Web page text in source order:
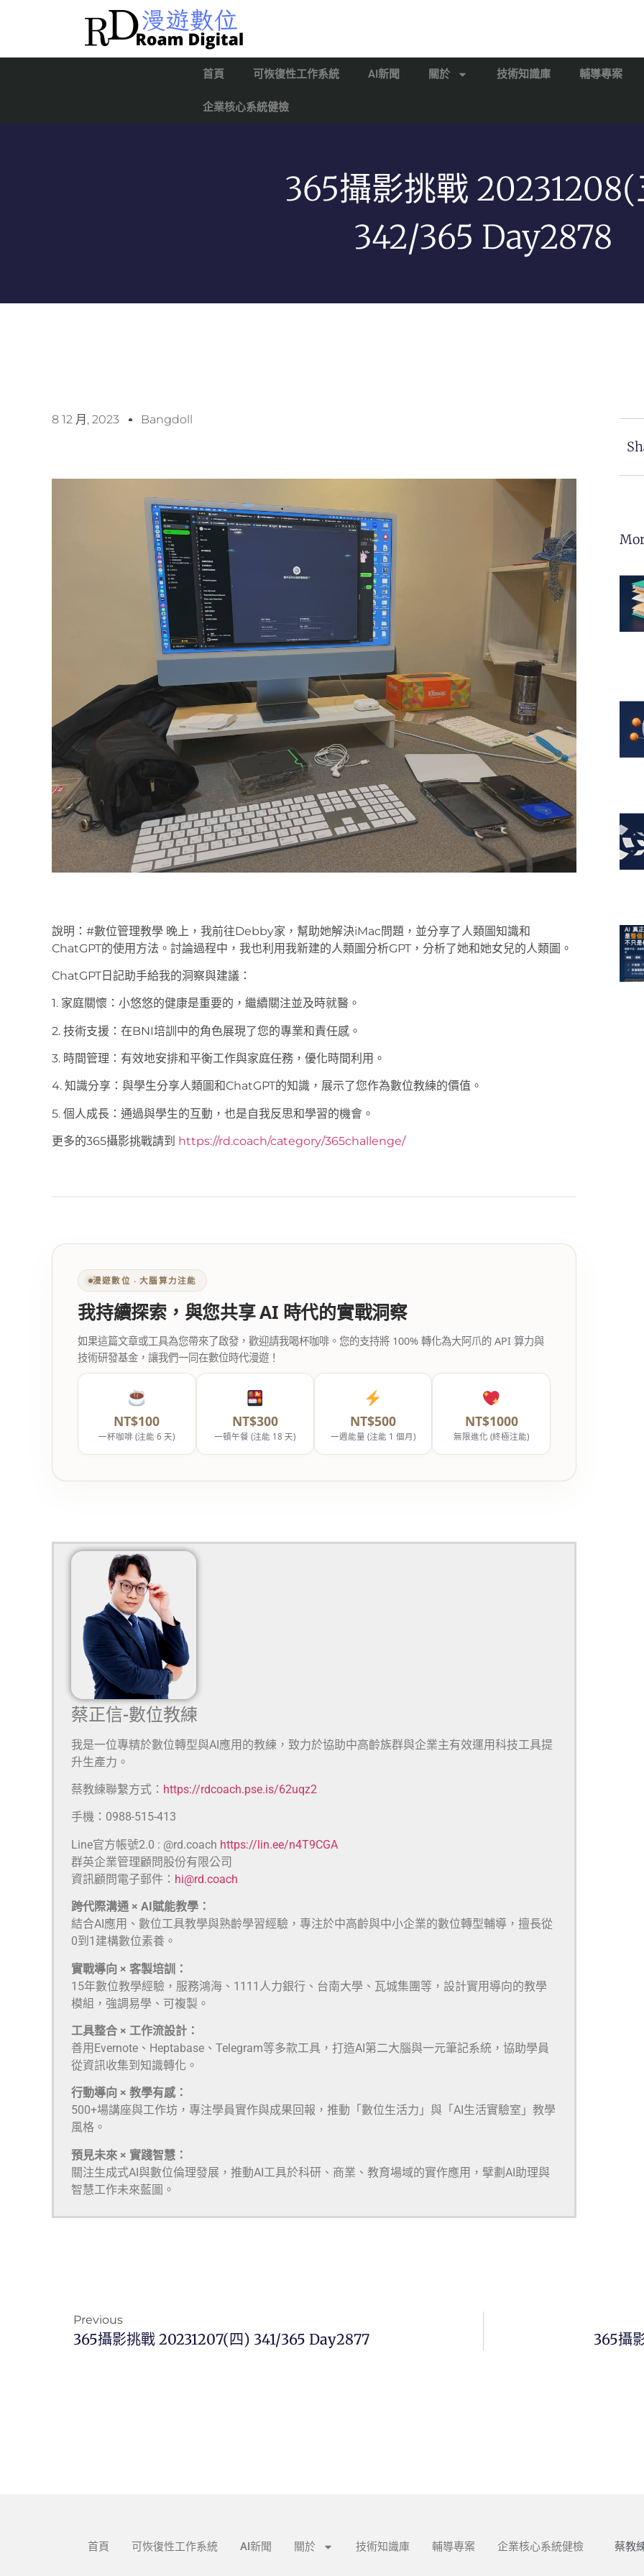
首頁 可恢復性工作系統 AI新聞 關於 技術知識庫 輔導專案
企業核心系統健檢
365攝影挑戰
342/365 Day2878
8 12 月, 2023 Bangdoll
說明：#數位管理教學 晚上，我前往Debby家，幫助她解決iMac問題，並分享了人類圖知識和
ChatGPT的使用方法。討論過程中，我也利用我新建的人類圖分析GPT，分析了她和她女兒的人類圖。
ChatGPT日記助手給我的洞察與建議：
1. 家庭關懷：小悠悠的健康是重要的，繼續關注並及時就醫。
2. 技術支援：在BNI培訓中的角色展現了您的專業和責任感。
3. 時間管理：有效地安排和平衡工作與家庭任務，優化時間利用。
4. 知識分享：與學生分享人類圖和ChatGPT的知識，展示了您作為數位教練的價值。
5. 個人成長：通過與學生的互動，也是自我反思和學習的機會。
更多的365攝影挑戰請到 https://rd.coach/category/365challenge/
漫遊數位 ‧ 大腦算力注能
我持續探索，與您共享 AI 時代的實戰洞察
如果這篇文章或工具為您帶來了啟發，歡迎請我喝杯咖啡。您的支持將 100% 轉化為大阿爪的 API 算力與
技術研發基金，讓我們一同在數位時代漫遊！
NT$100
一杯咖啡 (注能 6 天)
NT$300
一頓午餐 (注能 18 天)
NT$500
一週能量 (注能 1 個月)
NT$1000
無限進化 (終極注能)
蔡正信-數位教練
我是一位專精於數位轉型與AI應用的教練，致力於協助中高齡族群與企業主有效運用科技工具提
升生產力。
蔡教練聯繫方式： https://rdcoach.pse.is/62uqz2
手機：0988-515-413
Line官方帳號2.0 : @rd.coach https://lin.ee/n4T9CGA
群英企業管理顧問股份有限公司
資訊顧問電子郵件： hi@rd.coach
跨代際溝通 × AI賦能教學：
結合AI應用、數位工具教學與熟齡學習經驗，專注於中高齡與中小企業的數位轉型輔導，擅長從
0到1建構數位素養。
實戰導向 × 客製培訓：
15年數位教學經驗，服務鴻海、1111人力銀行、台南大學、瓦城集團等，設計實用導向的教學
模組，強調易學、可複製。
工具整合 × 工作流設計：
善用Evernote、Heptabase、Telegram等多款工具，打造AI第二大腦與一元筆記系統，協助學員
從資訊收集到知識轉化。
行動導向 × 教學有感：
500+場講座與工作坊，專注學員實作與成果回報，推動「數位生活力」與「AI生活實驗室」教學
風格。
預見未來 × 實踐智慧：
關注生成式AI與數位倫理發展，推動AI工具於科研、商業、教育場域的實作應用，擘劃AI助理與
智慧工作未來藍圖。
Previous
365攝影挑戰 20231207(四) 341/365 Day2877 365攝
首頁 可恢復性工作系統 AI新聞 關於 技術知識庫 輔導專案 企業核心系統健檢 蔡教